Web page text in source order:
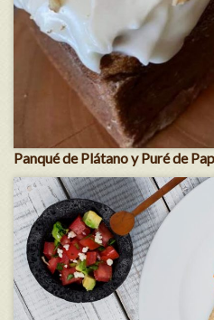
Panqué de Plátano y Puré de